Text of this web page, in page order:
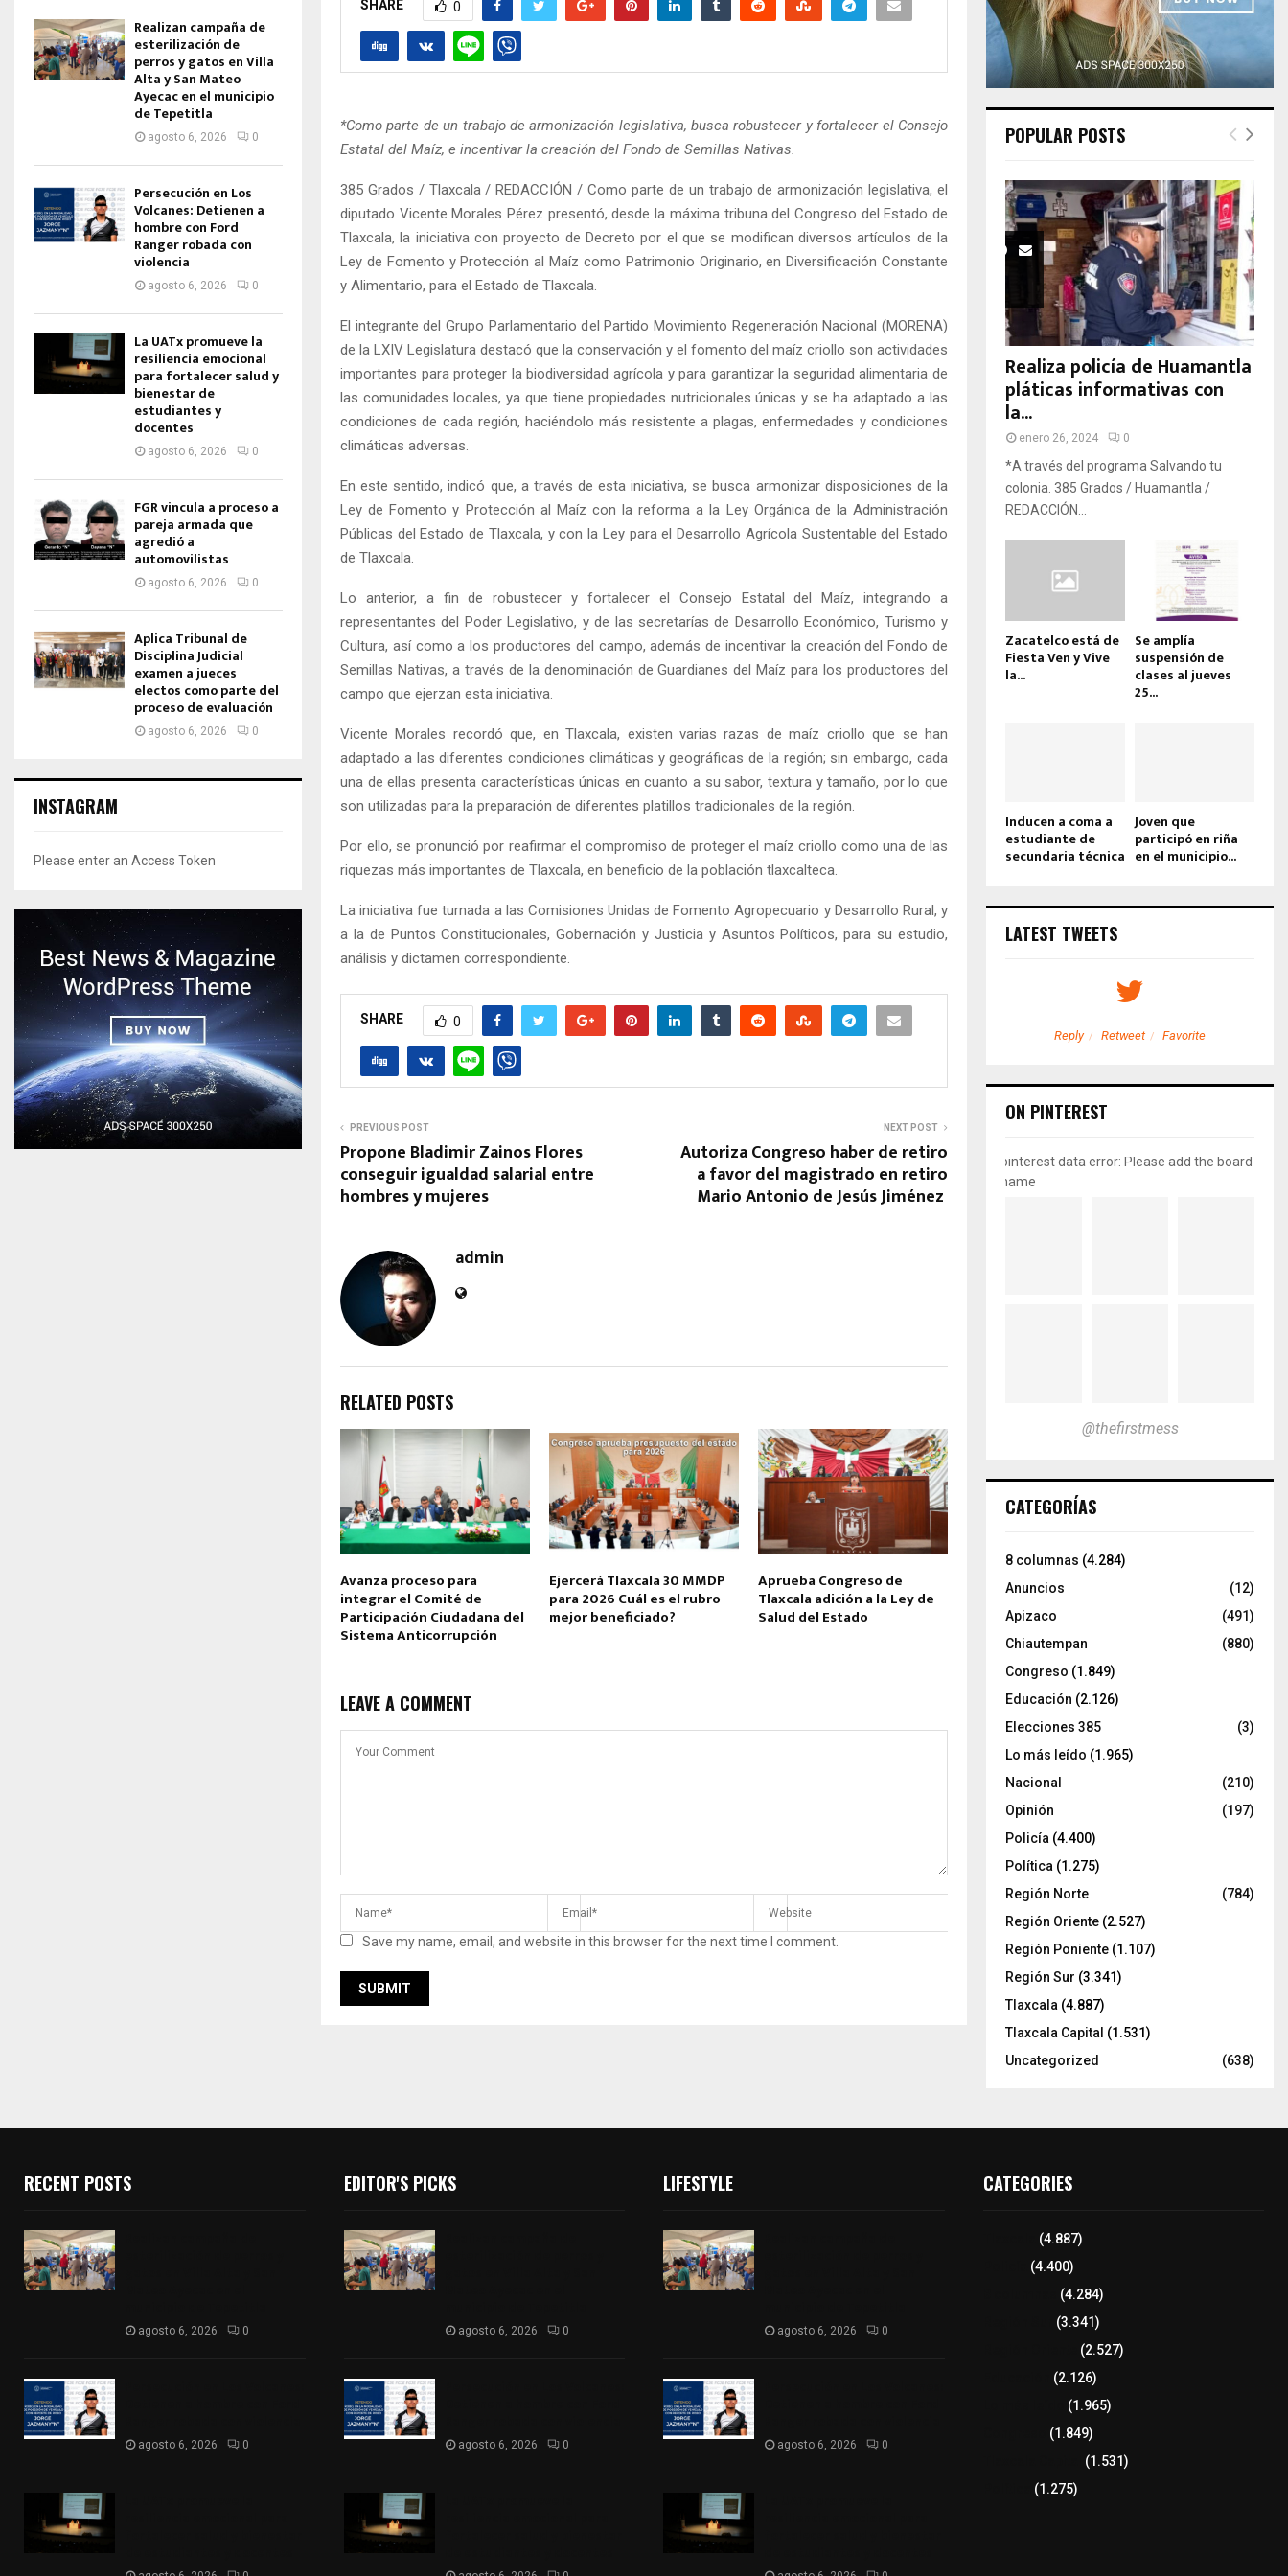
SHARE 0
*Como parte de un trabajo de armonización legislativa, busca robustecer y fortalecer el Consejo
Estatal del Maíz, e incentivar la creación del Fondo de Semillas Nativas.
385 Grados / Tlaxcala / REDACCIÓN / Como parte de un trabajo de armonización legislativa, el
diputado Vicente Morales Pérez presentó, desde la máxima tribuna del Congreso del Estado de
Tlaxcala, la iniciativa con proyecto de Decreto por el que se modifican diversos artículos de la
Ley de Fomento y Protección al Maíz como Patrimonio Originario, en Diversificación Constante
y Alimentario, para el Estado de Tlaxcala.
El integrante del Grupo Parlamentario del Partido Movimiento Regeneración Nacional (MORENA)
de la LXIV Legislatura destacó que la conservación y el fomento del maíz criollo son actividades
importantes para proteger la biodiversidad agrícola y para garantizar la seguridad alimentaria de
las comunidades locales, ya que tiene propiedades nutricionales únicas y se ha adaptado a las
condiciones de cada región, haciéndolo más resistente a plagas, enfermedades y condiciones
climáticas adversas.
En este sentido, indicó que, a través de esta iniciativa, se busca armonizar disposiciones de la
Ley de Fomento y Protección al Maíz con la reforma a la Ley Orgánica de la Administración
Públicas del Estado de Tlaxcala, y con la Ley para el Desarrollo Agrícola Sustentable del Estado
de Tlaxcala.
Lo anterior, a fin de robustecer y fortalecer el Consejo Estatal del Maíz, integrando a
representantes del Poder Legislativo, y de las secretarías de Desarrollo Económico, Turismo y
Cultura, así como a los productores del campo, además de incentivar la creación del Fondo de
Semillas Nativas, a través de la denominación de Guardianes del Maíz para los productores del
campo que ejerzan esta iniciativa.
Vicente Morales recordó que, en Tlaxcala, existen varias razas de maíz criollo que se han
adaptado a las diferentes condiciones climáticas y geográficas de la región; sin embargo, cada
una de ellas presenta características únicas en cuanto a su sabor, textura y tamaño, por lo que
son utilizadas para la preparación de diferentes platillos tradicionales de la región.
Por ello, se pronunció por reafirmar el compromiso de proteger el maíz criollo como una de las
riquezas más importantes de Tlaxcala, en beneficio de la población tlaxcalteca.
La iniciativa fue turnada a las Comisiones Unidas de Fomento Agropecuario y Desarrollo Rural, y
a la de Puntos Constitucionales, Gobernación y Justicia y Asuntos Políticos, para su estudio,
análisis y dictamen correspondiente.
SHARE 0
PREVIOUS POST
Propone Bladimir Zainos Flores
conseguir igualdad salarial entre
hombres y mujeres
NEXT POST
Autoriza Congreso haber de retiro
a favor del magistrado en retiro
Mario Antonio de Jesús Jiménez
admin
RELATED POSTS
Avanza proceso para
integrar el Comité de
Participación Ciudadana del
Sistema Anticorrupción
Ejercerá Tlaxcala 30 MMDP
para 2026 Cuál es el rubro
mejor beneficiado?
Aprueba Congreso de
Tlaxcala adición a la Ley de
Salud del Estado
LEAVE A COMMENT
Save my name, email, and website in this browser for the next time I comment.
Realizan campaña de
esterilización de
perros y gatos en Villa
Alta y San Mateo
Ayecac en el municipio
de Tepetitla
agosto 6, 2026 0
Persecución en Los
Volcanes: Detienen a
hombre con Ford
Ranger robada con
violencia
agosto 6, 2026 0
La UATx promueve la
resiliencia emocional
para fortalecer salud y
bienestar de
estudiantes y
docentes
agosto 6, 2026 0
FGR vincula a proceso a
pareja armada que
agredió a
automovilistas
agosto 6, 2026 0
Aplica Tribunal de
Disciplina Judicial
examen a jueces
electos como parte del
proceso de evaluación
agosto 6, 2026 0
INSTAGRAM
Please enter an Access Token
POPULAR POSTS
Realiza policía de Huamantla
pláticas informativas con
la...
enero 26, 2024 0
*A través del programa Salvando tu
colonia. 385 Grados / Huamantla /
REDACCIÓN...
Zacatelco está de
Fiesta Ven y Vive
la...
Se amplía
suspensión de
clases al jueves
25...
Inducen a coma a
estudiante de
secundaria técnica
Joven que
participó en riña
en el municipio...
LATEST TWEETS
Reply Retweet Favorite Reply Retweet Reply Retweet Favorite
ON PINTEREST
pinterest data error: Please add the board
name
@thefirstmess
CATEGORÍAS
8 columnas (4.284)
Anuncios
(12)
Apizaco
(491)
Chiautempan
(880)
Congreso (1.849)
Educación (2.126)
Elecciones 385
(3)
Lo más leído (1.965)
Nacional
(210)
Opinión
(197)
Policía (4.400)
Política (1.275)
Región Norte
(784)
Región Oriente (2.527)
Región Poniente (1.107)
Región Sur (3.341)
Tlaxcala (4.887)
Tlaxcala Capital (1.531)
Uncategorized
(638)
RECENT POSTS
agosto 6, 2026 0
agosto 6, 2026 0
EDITOR'S PICKS
agosto 6, 2026 0
agosto 6, 2026 0
LIFESTYLE
agosto 6, 2026 0
agosto 6, 2026 0
CATEGORIES
(4.887)
(4.400)
(4.284)
(3.341)
(2.527)
(2.126)
(1.965)
(1.849)
(1.531)
(1.275)